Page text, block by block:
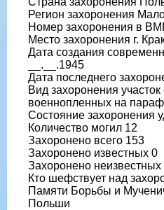
Регион захоронения
Номер захоронения в
Место захоронения г.
Дата создания
__.__.1945
Дата последнего
Вид захоронения участок
военнопленных на
Состояние захоронения
Количество могил 12
Захоронено всего 153
Захоронено известных 0
Захоронено неизвестных
Кто шефствует над
Памяти Борьбы и
Польши